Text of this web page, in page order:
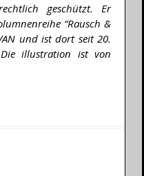
geschützt. Er
“Rausch &
und ist dort seit 20.
illustration ist von